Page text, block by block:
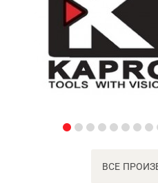
ВСЕ